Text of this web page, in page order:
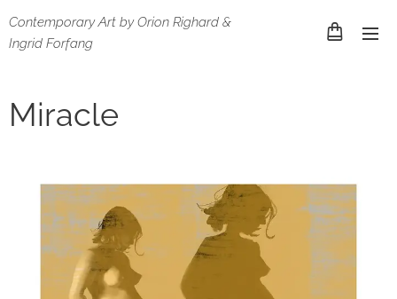
Contemporary Art by Orion Righard &
Ingrid Forfang
Miracle